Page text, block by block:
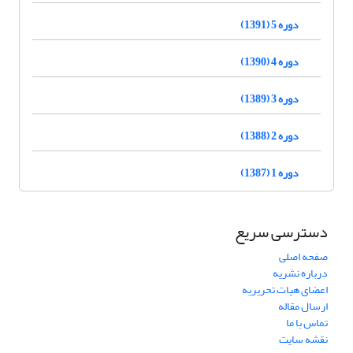
دوره 5 (1391)
دوره 4 (1390)
دوره 3 (1389)
دوره 2 (1388)
دوره 1 (1387)
دسترسی سریع
صفحه اصلی
درباره نشریه
اعضای هیات تحریریه
ارسال مقاله
تماس با ما
نقشه سایت